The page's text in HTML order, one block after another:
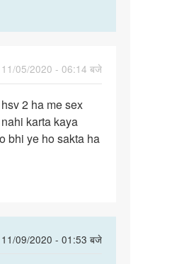
05/2020 - 06:14 बजे
2 ha me sex
karta kaya
bhi ye ho sakta ha
11/09/2020 - 01:53 बजे